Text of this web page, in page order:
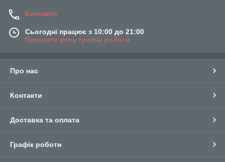
Контакти
Сьогодні працює з 10:00 до 21:00
Показати весь графік роботи
Про нас
Контакти
Доставка та оплата
Графік роботи